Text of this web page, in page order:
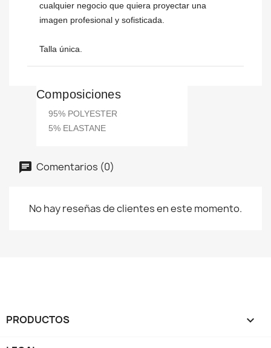
cualquier negocio que quiera proyectar una
imagen profesional y sofisticada.
Talla única.
Composiciones
95% POLYESTER
5% ELASTANE
Comentarios (0)
No hay reseñas de clientes en este momento.
PRODUCTOS 